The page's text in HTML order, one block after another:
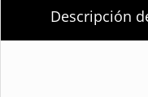
Descripción